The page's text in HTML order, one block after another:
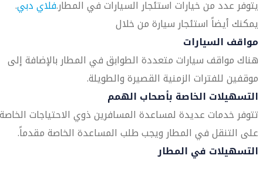
يتوفر عدد من خيارات استئجار السيارات في المطار.
يمكنك أيضاً استئجار سيارة من خلال
فلاي دبي.
مواقف السيارات
هناك مواقف سيارات متعددة الطوابق في المطار بالإضافة إلى
موقفين للفترات الزمنية القصيرة والطويلة.
التسهيلات الخاصة بأصحاب الهمم
تتوفر خدمات عديدة لمساعدة المسافرين ذوي الاحتياجات الخاصة
على التنقل في المطار ويجب طلب المساعدة الخاصة مقدماً.
التسهيلات في المطار